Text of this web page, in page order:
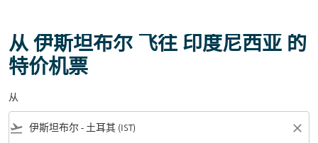
从 伊斯坦布尔 飞往 印度尼西亚 的
特价机票
从
flight_takeoff close